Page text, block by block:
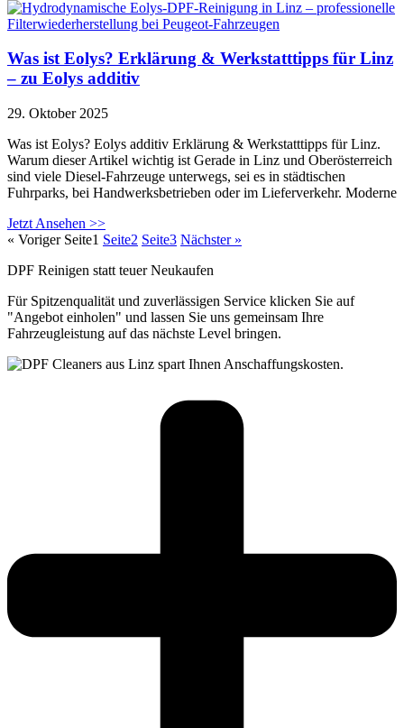
Was ist Eolys? Erklärung & Werkstatttipps für Linz
– zu Eolys additiv
29. Oktober 2025
Was ist Eolys? Eolys additiv Erklärung & Werkstatttipps für Linz.
Warum dieser Artikel wichtig ist Gerade in Linz und Oberösterreich
sind viele Diesel-Fahrzeuge unterwegs, sei es in städtischen
Fuhrparks, bei Handwerksbetrieben oder im Lieferverkehr. Moderne
Jetzt Ansehen >>
« Voriger Seite1 Seite2 Seite3 Nächster »
DPF Reinigen statt teuer Neukaufen
Für Spitzenqualität und zuverlässigen Service klicken Sie auf
"Angebot einholen" und lassen Sie uns gemeinsam Ihre
Fahrzeugleistung auf das nächste Level bringen.